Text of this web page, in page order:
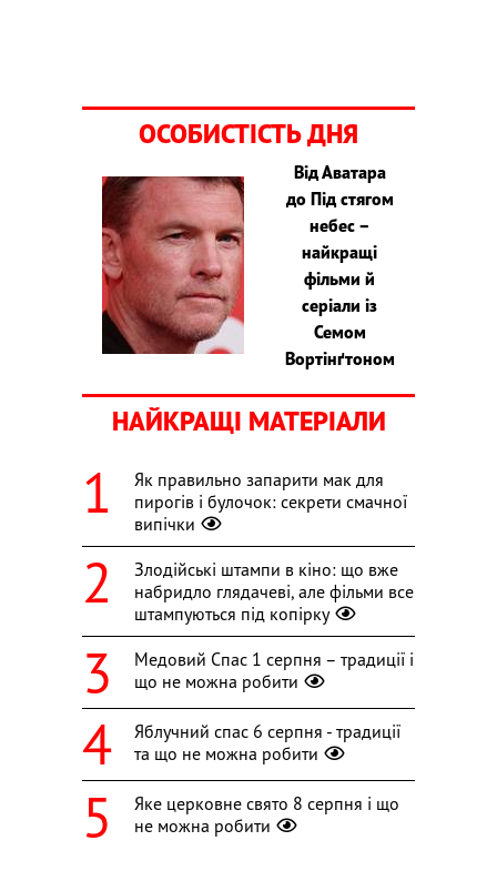
ОСОБИСТІСТЬ ДНЯ
Від Аватара
до Під стягом
небес –
найкращі
фільми й
серіали із
Семом
Вортінґтоном
НАЙКРАЩІ МАТЕРІАЛИ
Як правильно запарити мак для
пирогів і булочок: секрети смачної
випічки
Злодійські штампи в кіно: що вже
набридло глядачеві, але фільми все
штампуються під копірку
Медовий Спас 1 серпня – традиції і
що не можна робити
Яблучний спас 6 серпня - традиції
та що не можна робити
Яке церковне свято 8 серпня і що
не можна робити